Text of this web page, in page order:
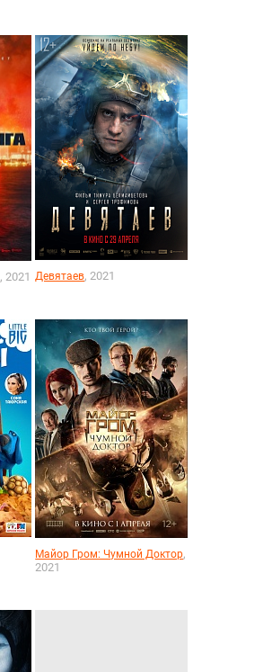
, 2021 Девятаев, 2021
Майор Гром: Чумной Доктор,
2021